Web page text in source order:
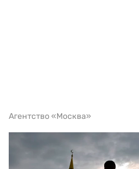
Агентство «Москва»